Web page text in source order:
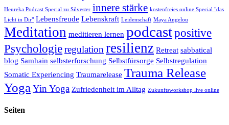
Heureka Podcast Special zu Silvester innere stärke kostenfreies online Special "das
Licht in Dir" Lebensfreude Lebenskraft Leidenschaft Maya Angelou
Meditation meditieren lernen podcastpositive
Psychologieregulation resilienz Retreat sabbatical
blog Samhain selbsterforschung Selbstfürsorge Selbstregulation
Somatic Experiencing Traumarelease Trauma Release
Yoga Yin Yoga Zufriedenheit im Alltag Zukunftsworkshop live online
Seiten